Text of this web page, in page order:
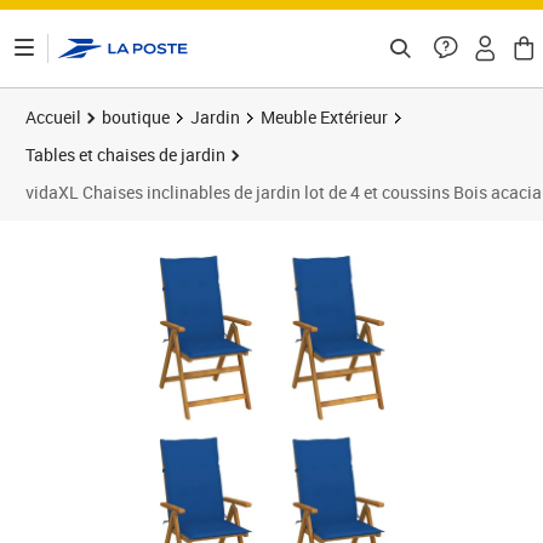
Accueil boutique Jardin
Meuble Extérieur
Tables et chaises de jardin
vidaXL Chaises inclinables de jardin lot de 4 et coussins Bois acacia